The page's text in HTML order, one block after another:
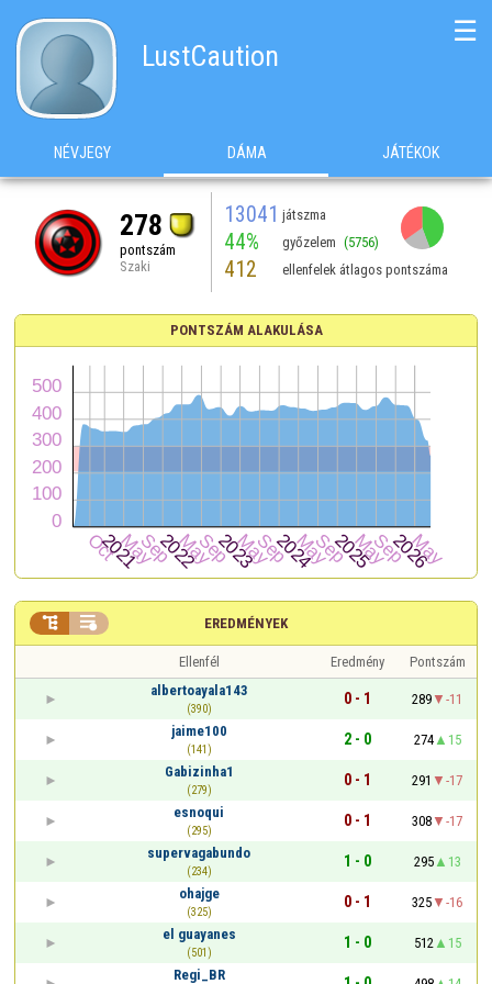
LustCaution
☰
NÉVJEGY DÁMA JÁTÉKOK
278
pontszám
Szaki
13041 játszma
44% győzelem (5756)
412 ellenfelek átlagos pontszáma
PONTSZÁM ALAKULÁSA
EREDMÉNYEK
 
Ellenfél Eredmény
Pontszám
albertoayala143
(390)
0 - 1 289
-11
jaime100
(141)
2 - 0 274
15
Gabizinha1
(279)
0 - 1 291
-17
esnoqui
(295)
0 - 1 308
-17
supervagabundo
(234)
1 - 0 295
13
ohajge
(325)
0 - 1 325
-16
el guayanes
(501)
1 - 0 512
15
Regi_BR